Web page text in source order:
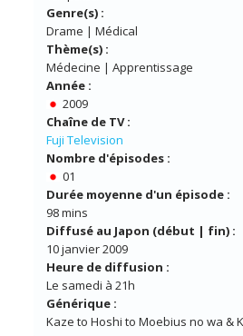
Genre(s) :
Drame | Médical
Thème(s) :
Médecine | Apprentissage
Année :
2009
Chaîne de TV :
Fuji Television
Nombre d'épisodes :
01
Durée moyenne d'un épisode :
98 mins
Diffusé au Japon (début | fin) :
10 janvier 2009
Heure de diffusion :
Le samedi à 21h
Générique :
Kaze to Hoshi to Moebius no wa &